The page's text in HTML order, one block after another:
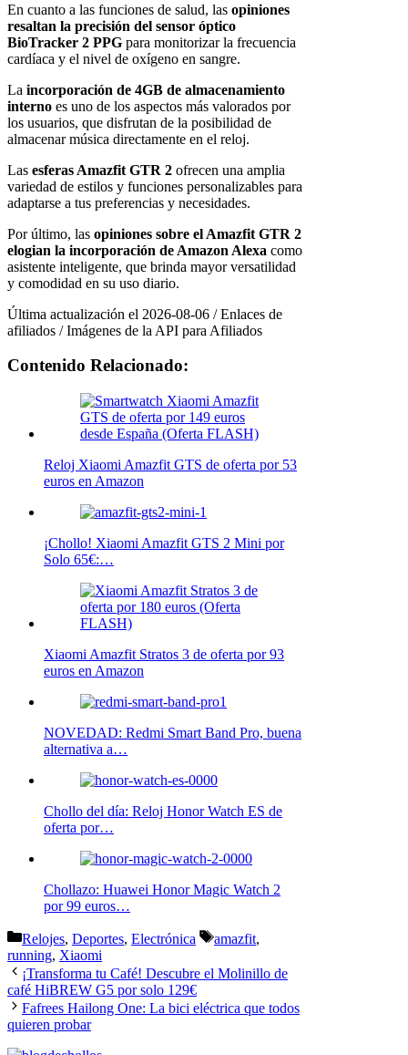
En cuanto a las funciones de salud, las opiniones
resaltan la precisión del sensor óptico
BioTracker 2 PPG para monitorizar la frecuencia
cardíaca y el nivel de oxígeno en sangre.
La incorporación de 4GB de almacenamiento
interno es uno de los aspectos más valorados por
los usuarios, que disfrutan de la posibilidad de
almacenar música directamente en el reloj.
Las esferas Amazfit GTR 2 ofrecen una amplia
variedad de estilos y funciones personalizables para
adaptarse a tus preferencias y necesidades.
Por último, las opiniones sobre el Amazfit GTR 2
elogian la incorporación de Amazon Alexa como
asistente inteligente, que brinda mayor versatilidad
y comodidad en su uso diario.
Última actualización el 2026-08-06 / Enlaces de
afiliados / Imágenes de la API para Afiliados
Contenido Relacionado:
Reloj Xiaomi Amazfit GTS de oferta por 53
euros en Amazon
¡Chollo! Xiaomi Amazfit GTS 2 Mini por
Solo 65€:…
Xiaomi Amazfit Stratos 3 de oferta por 93
euros en Amazon
NOVEDAD: Redmi Smart Band Pro, buena
alternativa a…
Chollo del día: Reloj Honor Watch ES de
oferta por…
Chollazo: Huawei Honor Magic Watch 2
por 99 euros…
Categorías
Relojes, Deportes, Electrónica Etiquetas
amazfit,
running, Xiaomi
¡Transforma tu Café! Descubre el Molinillo de
café HiBREW G5 por solo 129€
Fafrees Hailong One: La bici eléctrica que todos
quieren probar